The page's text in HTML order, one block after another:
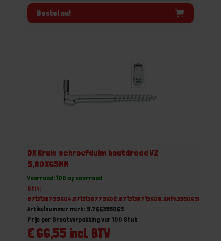
Bestel nu!
DX Kruis schroefduim houtdraad VZ
5,80X65MM
Voorraad: 100 op voorraad
Gtin:
8713138759604,8713138779602,8713138719608,BMPA395065E
Artikelnummer merk: 9.766395065
€ 66,55 incl. BTW
Prijs per Grootverpakking van 100 Stuk